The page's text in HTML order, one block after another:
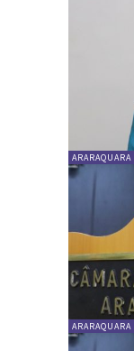
ARARAQUARA
ARARAQUARA